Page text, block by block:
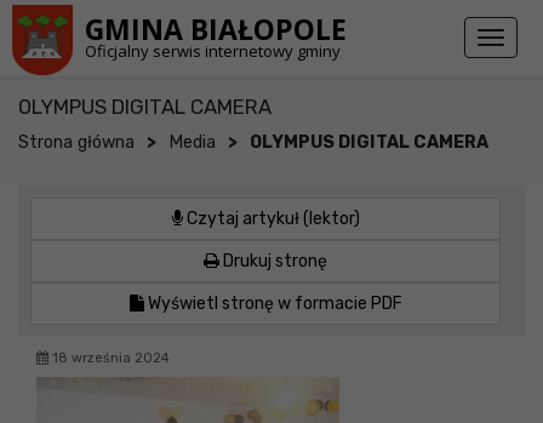
GMINA BIAŁOPOLE
Oficjalny serwis internetowy gminy
Toggle
OLYMPUS DIGITAL CAMERA
Strona główna > Media > OLYMPUS DIGITAL CAMERA
Czytaj artykuł (lektor)
Drukuj stronę
Wyświetl stronę w formacie PDF
18 września 2024